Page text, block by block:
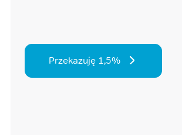
Przekazuję 1,5%